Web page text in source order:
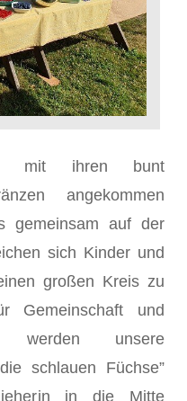
mit ihren bunt
angekommen
gemeinsam auf der
sich Kinder und
großen Kreis zu
Gemeinschaft und
werden unsere
schlauen Füchse”
in die Mitte